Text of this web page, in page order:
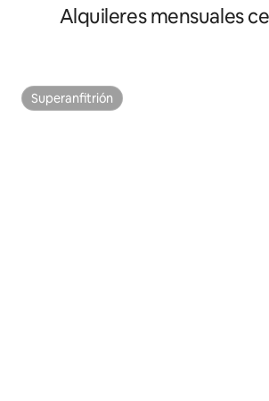
Alquileres mensuales
Superanfitrión
Superanfitrión